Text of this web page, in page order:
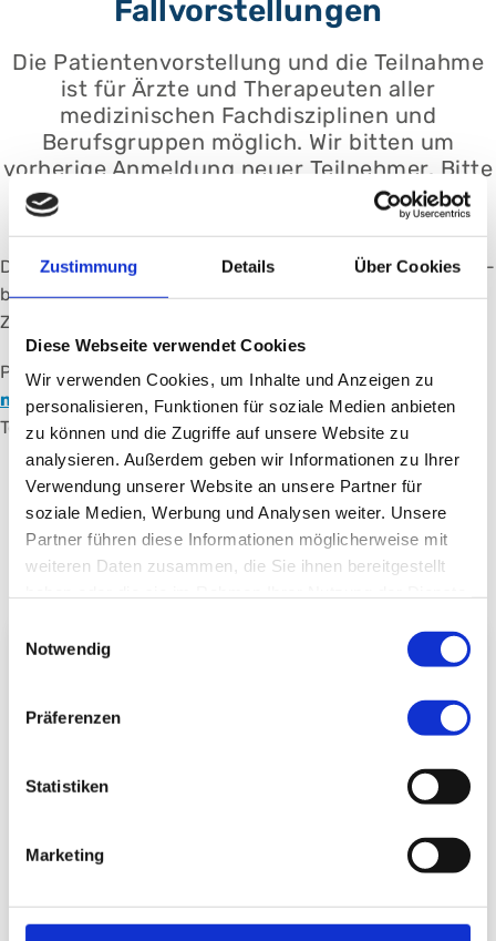
Zustimmung Details Über Cookies
Diese Webseite verwendet Cookies
Wir verwenden Cookies, um Inhalte und Anzeigen zu
personalisieren, Funktionen für soziale Medien anbieten
zu können und die Zugriffe auf unsere Website zu
analysieren. Außerdem geben wir Informationen zu Ihrer
Verwendung unserer Website an unsere Partner für
soziale Medien, Werbung und Analysen weiter. Unsere
Partner führen diese Informationen möglicherweise mit
weiteren Daten zusammen, die Sie ihnen bereitgestellt
Notwendig
Präferenzen
Statistiken
Marketing
Fallvorstellungen
Die Patientenvorstellung und die Teilnahme
ist für Ärzte und Therapeuten aller
medizinischen Fachdisziplinen und
Berufsgruppen möglich. Wir bitten um
vorherige Anmeldung neuer Teilnehmer. Bitte
beteiligen Sie sich aktiv an den
Die Schmerzkonferenz findet online und in Präsenz statt -
bitte melden Sie sich im Vorfeld perEmailan, um den
Zugangslink zu erhalten.
Patientenanmeldung:Schmerzambulanz@klinikum-
nuernberg.de,
Telefon.:+49( 0) 911-398-2586
Ansprechpartner
Dr. med. Dirk Risack